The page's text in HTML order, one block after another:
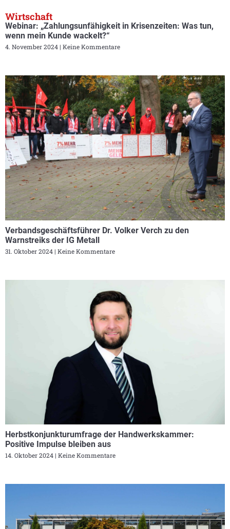
Wirtschaft
Webinar: „Zahlungsunfähigkeit in Krisenzeiten: Was tun,
wenn mein Kunde wackelt?“
4. November 2024 Keine Kommentare
Verbandsgeschäftsführer Dr. Volker Verch zu den
Warnstreiks der IG Metall
31. Oktober 2024 Keine Kommentare
Herbstkonjunkturumfrage der Handwerkskammer:
Positive Impulse bleiben aus
14. Oktober 2024 Keine Kommentare